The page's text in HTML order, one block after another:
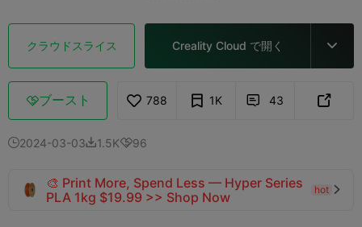
クラウドスライス Creality Cloud で開く 
ブースト 788 1K  43 
2024-03-031.5K96
🎨 Print More, Spend Less — Hyper Series
PLA 1kg $19.99 >> Shop Now
hot 